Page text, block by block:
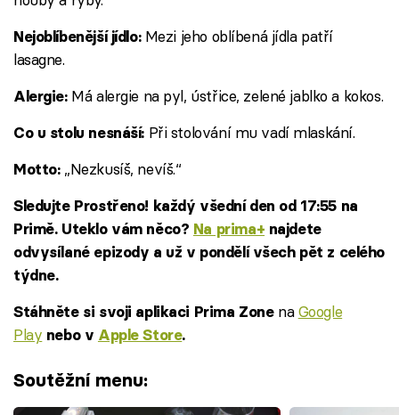
Nejoblíbenější jídlo:Mezi jeho oblíbená jídla patří
lasagne.
Alergie:Má alergie na pyl, ústřice, zelené jablko a kokos.
Co u stolu nesnáší:Při stolování mu vadí mlaskání.
Motto:„Nezkusíš, nevíš.“
Sledujte Prostřeno! každý všední den od 17:55 na
Primě. Uteklo vám něco? Na prima+ najdete
odvysílané epizody a už v pondělí všech pět z celého
týdne.
Stáhněte si svoji aplikaci Prima Zone naGoogle
Play nebo v Apple Store.
Soutěžní menu: